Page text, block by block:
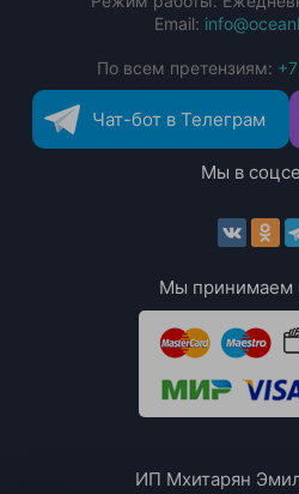
Email:
По всем претензиям:
Чат-бот в Телеграм
Мы в
Мы принимаем
ИП Мхитарян